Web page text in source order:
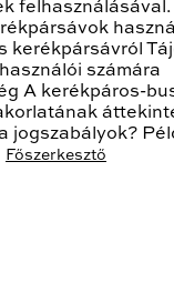
felhasználásával.
kerékpársávról
számára
A kerékpáros-
jogszabályok?
Főszerkesztő